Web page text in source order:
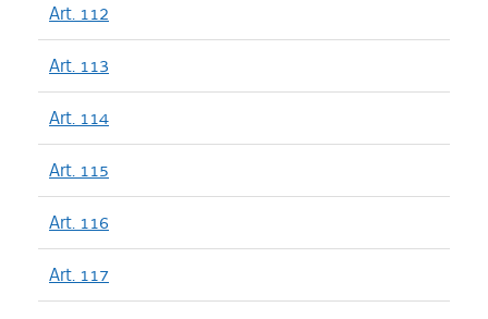
Art. 112
Art. 113
Art. 114
Art. 115
Art. 116
Art. 117